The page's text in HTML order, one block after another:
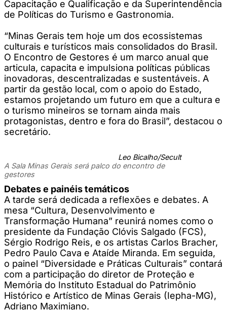
Capacitação e Qualificação e da Superintendência
de Políticas do Turismo e Gastronomia.
“Minas Gerais tem hoje um dos ecossistemas
culturais e turísticos mais consolidados do Brasil.
O Encontro de Gestores é um marco anual que
articula, capacita e impulsiona políticas públicas
inovadoras, descentralizadas e sustentáveis. A
partir da gestão local, com o apoio do Estado,
estamos projetando um futuro em que a cultura e
o turismo mineiros se tornam ainda mais
protagonistas, dentro e fora do Brasil”, destacou o
secretário.
Leo Bicalho/Secult
A Sala Minas Gerais será palco do encontro de
gestores
Debates e painéis temáticos
A tarde será dedicada a reflexões e debates. A
mesa “Cultura, Desenvolvimento e
Transformação Humana” reunirá nomes como o
presidente da Fundação Clóvis Salgado (FCS),
Sérgio Rodrigo Reis, e os artistas Carlos Bracher,
Pedro Paulo Cava e Ataíde Miranda. Em seguida,
o painel “Diversidade e Práticas Culturais” contará
com a participação do diretor de Proteção e
Memória do Instituto Estadual do Patrimônio
Histórico e Artístico de Minas Gerais (Iepha-MG),
Adriano Maximiano.